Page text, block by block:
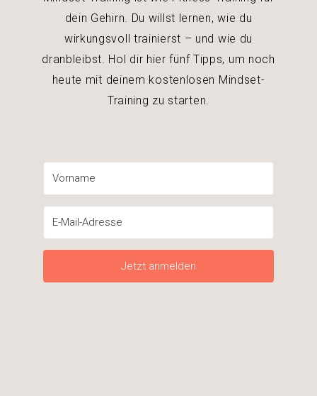
dein Gehirn. Du willst lernen, wie du
wirkungsvoll trainierst – und wie du
dranbleibst. Hol dir hier fünf Tipps, um noch
heute mit deinem kostenlosen Mindset-
Training zu starten.
Jetzt anmelden